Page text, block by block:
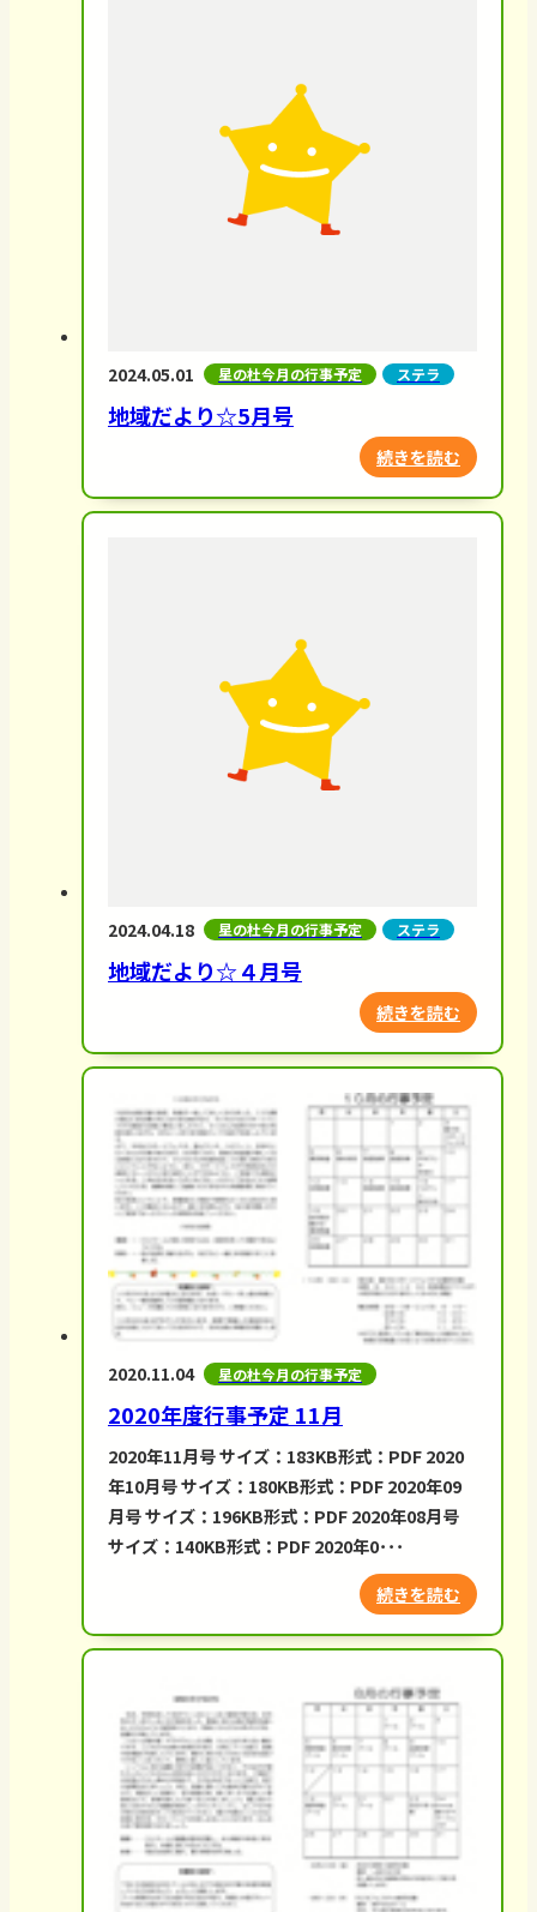
2024.05.01 星の杜今月の行事予定 ステラ
地域だより☆5月号
続きを読む
2024.04.18 星の杜今月の行事予定 ステラ
地域だより☆４月号
続きを読む
2020.11.04 星の杜今月の行事予定
2020年度行事予定 11月
2020年11月号 サイズ：183KB形式：PDF 2020
年10月号 サイズ：180KB形式：PDF 2020年09
月号 サイズ：196KB形式：PDF 2020年08月号
サイズ：140KB形式：PDF 2020年0･･･
続きを読む